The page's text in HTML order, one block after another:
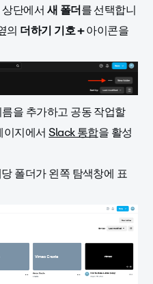
단에서새 폴더를 선택합니
의 더하기 기호 +아이콘을
을 추가하고 공동 작업할
이지에서Slack 통합을 활성
폴더가 왼쪽 탐색창에 표